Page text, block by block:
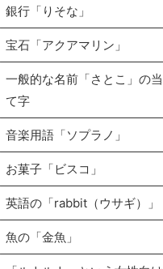
銀行「りそな」
宝石「アクアマリン」
一般的な名前「さとこ」の当
て字
音楽用語「ソプラノ」
お菓子「ビスコ」
英語の「rabbit（ウサギ）」
魚の「金魚」